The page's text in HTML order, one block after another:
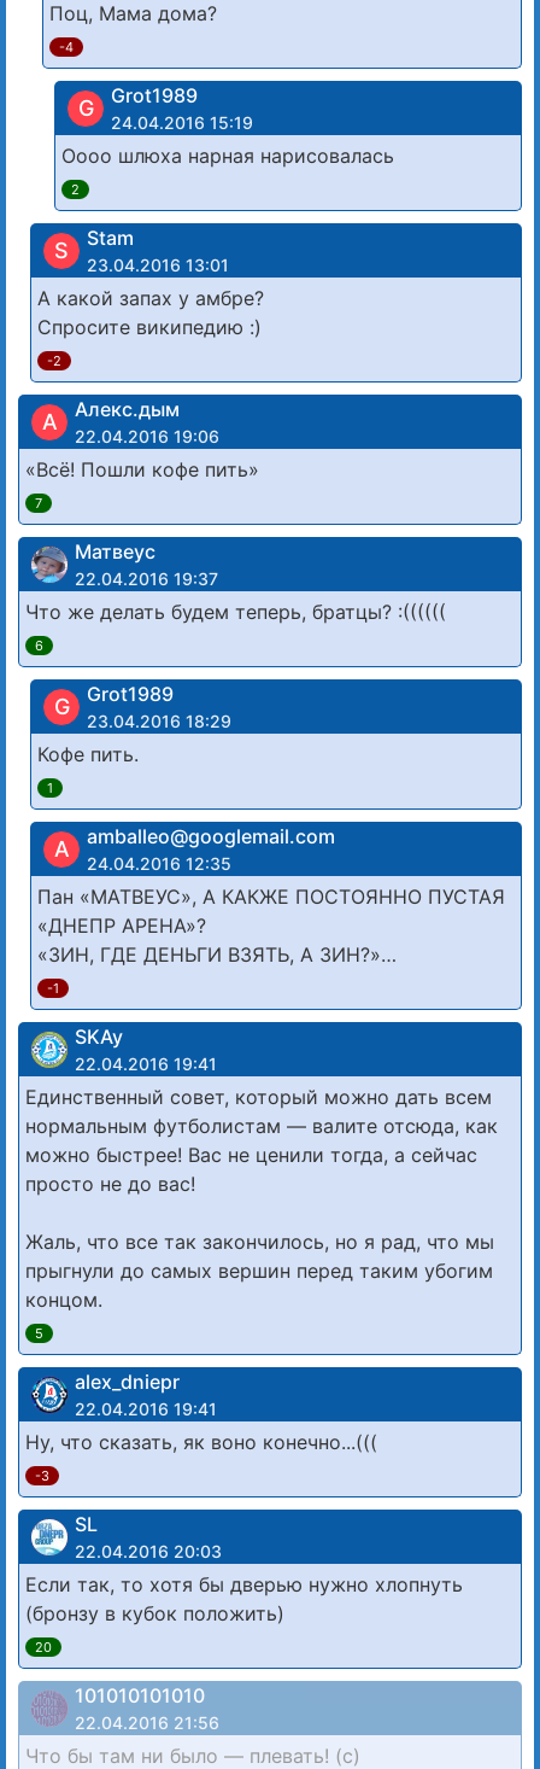
Поц, Мама дома?
-4
G Grot1989
24.04.2016 15:19
Оооо шлюха нарная нарисовалась
2
S Stam
23.04.2016 13:01
А какой запах у амбре?
Спросите википедию :)
-2
А Алекс.дым
22.04.2016 19:06
«Всё! Пошли кофе пить»
7
Матвеус
22.04.2016 19:37
Что же делать будем теперь, братцы? :((((((
6
G Grot1989
23.04.2016 18:29
Кофе пить.
1
A amballeo@googlemail.com
24.04.2016 12:35
Пан «МАТВЕУС», А КАКЖЕ ПОСТОЯННО ПУСТАЯ
«ДНЕПР АРЕНА»?
«ЗИН, ГДЕ ДЕНЬГИ ВЗЯТЬ, А ЗИН?»…
-1
SKAy
22.04.2016 19:41
Единственный совет, который можно дать всем
нормальным футболистам — валите отсюда, как
можно быстрее! Вас не ценили тогда, а сейчас
просто не до вас!
Жаль, что все так закончилось, но я рад, что мы
прыгнули до самых вершин перед таким убогим
концом.
5
alex_dniepr
22.04.2016 19:41
Ну, что сказать, як воно конечно...(((
-3
SL
22.04.2016 20:03
Если так, то хотя бы дверью нужно хлопнуть
(бронзу в кубок положить)
20
101010101010
22.04.2016 21:56
Что бы там ни было — плевать! (с)